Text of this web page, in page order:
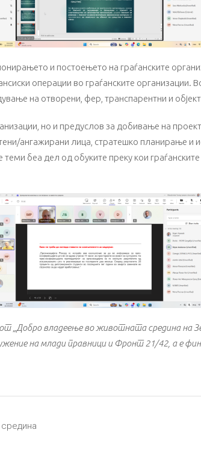
и постоењето на граѓанските
операции во граѓанските организации.
на отворени, фер, транспарентни и
но и предуслов за добивање на
ангажирани лица, стратешко планирање и
беа дел од обуките преку кои
„Добро владеење во животната средина на
на млади правници и Фронт 21/42, а е